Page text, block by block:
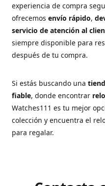
experiencia de compra
ofrecemos envío rápido,
servicio de atención al
siempre disponible para
después de tu compra.
Si estás buscando una
fiable, donde encontrar
Watches111 es tu mejor
colección y encuentra el
para regalar.